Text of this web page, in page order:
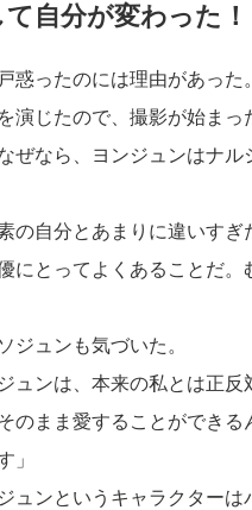
自分が変わった！
惑ったのには理由があった。
演じたので、撮影が始ま
ぜなら、ヨンジュンはナ
の自分とあまりに違いすぎ
にとってよくあることだ
ジュンも気づいた。
ュンは、本来の私とは正
のまま愛することができ
」
ュンというキャラクター